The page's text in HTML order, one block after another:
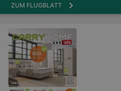
ZUM FLUGBLATT